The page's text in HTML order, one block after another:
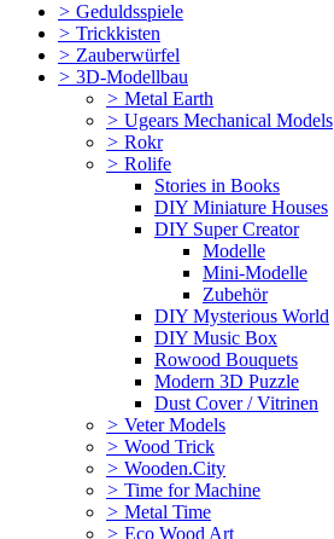
> Geduldsspiele
> Trickkisten
> Zauberwürfel
> 3D-Modellbau
> Metal Earth
> Ugears Mechanical Models
> Rokr
> Rolife
Stories in Books
DIY Miniature Houses
DIY Super Creator
Modelle
Mini-Modelle
Zubehör
DIY Mysterious World
DIY Music Box
Rowood Bouquets
Modern 3D Puzzle
Dust Cover / Vitrinen
> Veter Models
> Wood Trick
> Wooden.City
> Time for Machine
> Metal Time
> Eco Wood Art